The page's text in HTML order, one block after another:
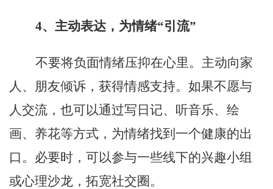
4、 主动表达，为情绪“引流”
不要将负面情绪压抑在心里。主动向家
人、朋友倾诉，获得情感支持。如果不愿与
人交流，也可以通过写日记、听音乐、绘
画、养花等方式，为情绪找到一个健康的出
口。必要时，可以参与一些线下的兴趣小组
或心理沙龙，拓宽社交圈。